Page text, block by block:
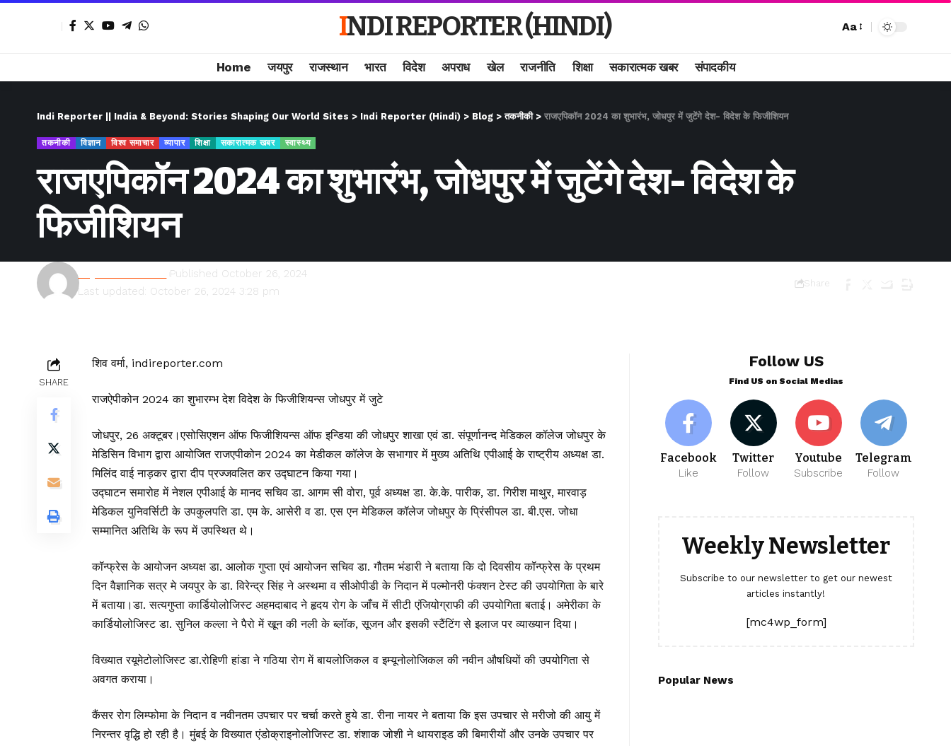
INDI REPORTER (HINDI) Aa
Home जयपुर राजस्थान भारत विदेश अपराध खेल राजनीति शिक्षा सकारात्मक खबर संपादकीय
Indi Reporter || India & Beyond: Stories Shaping Our World Sites > Indi Reporter (Hindi) > Blog >तकनीकी> राजएपिकॉन 2024 का शुभारंभ, जोधपुर में जुटेंगे देश- विदेश के फिजीशियन
तकनीकी विज्ञान विश्व समाचार व्यापार शिक्षा सकारात्मक खबर स्वास्थ्य
राजएपिकॉन 2024 का शुभारंभ, जोधपुर में जुटेंगे देश- विदेश के
फिजीशियन
Last updated: October 26, 2024 3:28 pm
Rajesh Kumawat Published October 26, 2024
Share
SHARE
शिव वर्मा, indireporter.com
राजऐपीकोन 2024 का शुभारम्भ देश विदेश के फिजीशियन्स जोधपुर में जुटे
जोधपुर, 26 अक्टूबर।एसोसिएशन ऑफ फिजीशियन्स ऑफ इन्डिया की जोधपुर शाखा एवं डा. संपूर्णानन्द मेडिकल कॉलेज जोधपुर के
मेडिसिन विभाग द्वारा आयोजित राजएपीकोन 2024 का मेडीकल कॉलेज के सभागार में मुख्य अतिथि एपीआई के राष्ट्रीय अध्यक्ष डा.
मिलिंद वाई नाड़कर द्वारा दीप प्रज्जवलित कर उद्घाटन किया गया।
उद्घाटन समारोह में नेशल एपीआई के मानद सचिव डा. आगम सी वोरा, पूर्व अध्यक्ष डा. के.के. पारीक, डा. गिरीश माथुर, मारवाड़
मेडिकल युनिवर्सिटी के उपकुलपति डा. एम के. आसेरी व डा. एस एन मेडिकल कॉलेज जोधपुर के प्रिंसीपल डा. बी.एस. जोधा
सम्मानित अतिथि के रूप में उपस्थित थे।
कॉन्फ्रेस के आयोजन अध्यक्ष डा. आलोक गुप्ता एवं आयोजन सचिव डा. गौतम भंडारी ने बताया कि दो दिवसीय कॉन्फ्रेस के प्रथम
दिन वैज्ञानिक सत्र मे जयपुर के डा. विरेन्द्र सिंह ने अस्थमा व सीओपीडी के निदान में पल्मोनरी फंक्शन टेस्ट की उपयोगिता के बारे
में बताया।डा. सत्यगुप्ता कार्डियोलोजिस्ट अहमदाबाद ने हृदय रोग के जाँच में सीटी एंजियोग्राफी की उपयोगिता बताई। अमेरीका के
कार्डियोलोजिस्ट डा. सुनिल कल्ला ने पैरो में खून की नली के ब्लॉक, सूजन और इसकी स्टैंटिंग से इलाज पर व्याख्यान दिया।
विख्यात रयूमेटोलोजिस्ट डा.रोहिणी हांडा ने गठिया रोग में बायलोजिकल व इम्यूनोलोजिकल की नवीन औषधियों की उपयोगिता से
अवगत कराया।
कैंसर रोग लिम्फोमा के निदान व नवीनतम उपचार पर चर्चा करते हुये डा. रीना नायर ने बताया कि इस उपचार से मरीजो की आयु में
निरन्तर वृद्धि हो रही है। मुंबई के विख्यात एंडोक्राइनोलोजिस्ट डा. शंशाक जोशी ने थायराइड की बिमारीयों और उनके उपचार पर
Follow US
Find US on Social Medias
Facebook
Like
Twitter
Follow
Youtube
Subscribe
Telegram
Follow
Weekly Newsletter
Subscribe to our newsletter to get our newest
articles instantly!
[mc4wp_form]
Popular News